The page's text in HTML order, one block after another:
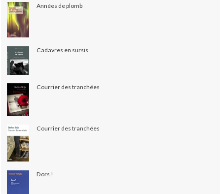
Années de plomb
Cadavres en sursis
Courrier des tranchées
Courrier des tranchées
Dors !